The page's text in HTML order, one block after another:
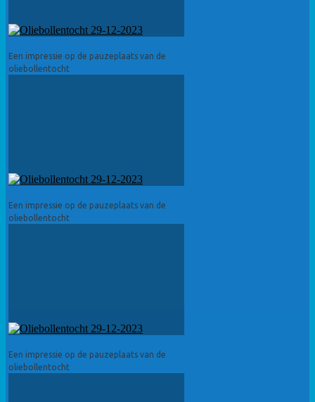
Een impressie op de pauzeplaats van de
oliebollentocht
Een impressie op de pauzeplaats van de
oliebollentocht
Een impressie op de pauzeplaats van de
oliebollentocht